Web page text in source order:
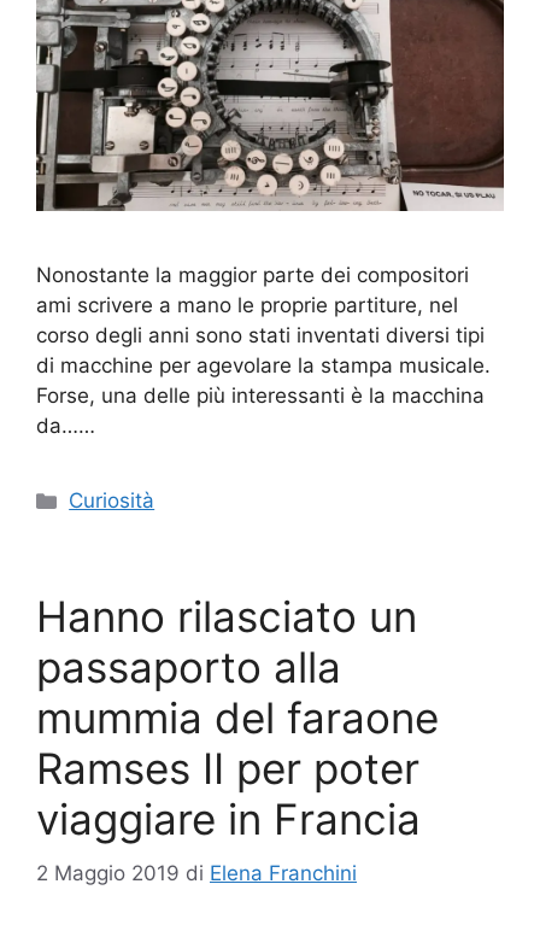
Nonostante la maggior parte dei compositori
ami scrivere a mano le proprie partiture, nel
corso degli anni sono stati inventati diversi tipi
di macchine per agevolare la stampa musicale.
Forse, una delle più interessanti è la macchina
da……
Categorie
Curiosità
Hanno rilasciato un
passaporto alla
mummia del faraone
Ramses II per poter
viaggiare in Francia
2 Maggio 2019 di Elena Franchini